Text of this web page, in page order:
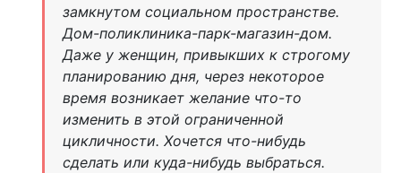
замкнутом социальном пространстве.
Дом-поликлиника-парк-магазин-дом.
Даже у женщин, привыкших к строгому
планированию дня, через некоторое
время возникает желание что-то
изменить в этой ограниченной
цикличности. Хочется что-нибудь
сделать или куда-нибудь выбраться.